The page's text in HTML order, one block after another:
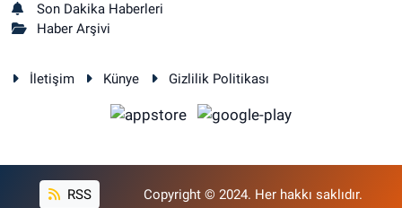
Son Dakika Haberleri
Haber Arşivi
İletişim Künye Gizlilik Politikası
RSS Copyright © 2024. Her hakkı saklıdır.